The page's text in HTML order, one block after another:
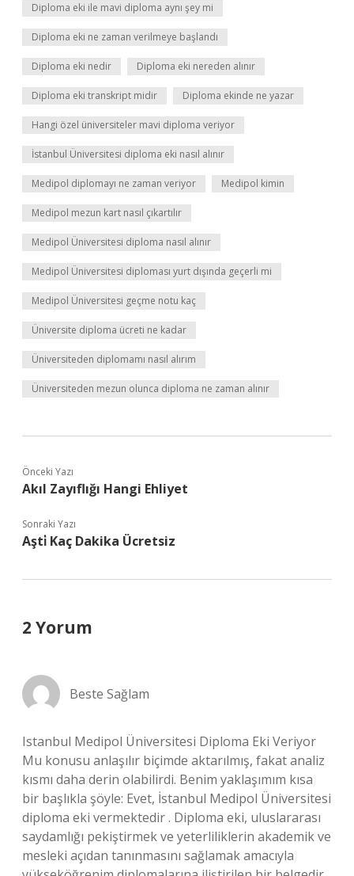
Diploma eki ile mavi diploma aynı şey mi
Diploma eki ne zaman verilmeye başlandı
Diploma eki nedir Diploma eki nereden alınır
Diploma eki transkript midir Diploma ekinde ne yazar
Hangi özel üniversiteler mavi diploma veriyor
İstanbul Üniversitesi diploma eki nasıl alınır
Medipol diplomayı ne zaman veriyor Medipol kimin
Medipol mezun kart nasıl çıkartılır
Medipol Üniversitesi diploma nasıl alınır
Medipol Üniversitesi diploması yurt dışında geçerli mi
Medipol Üniversitesi geçme notu kaç
Üniversite diploma ücreti ne kadar
Üniversiteden diplomamı nasıl alırım
Üniversiteden mezun olunca diploma ne zaman alınır
Önceki Yazı
Akıl Zayıflığı Hangi Ehliyet
Sonraki Yazı
Aşti̇ Kaç Dakika Ücretsiz
2 Yorum
Beste Sağlam
Istanbul Medipol Üniversitesi Diploma Eki Veriyor
Mu konusu anlaşılır biçimde aktarılmış, fakat analiz
kısmı daha derin olabilirdi. Benim yaklaşımım kısa
bir başlıkla şöyle: Evet, İstanbul Medipol Üniversitesi
diploma eki vermektedir . Diploma eki, uluslararası
saydamlığı pekiştirmek ve yeterliliklerin akademik ve
mesleki açıdan tanınmasını sağlamak amacıyla